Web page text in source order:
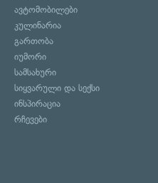
ავტომობილები
კულინარია
გართობა
იუმორი
სამსახური
სიყვარული და სექსი
ინსპირაცია
რჩევები